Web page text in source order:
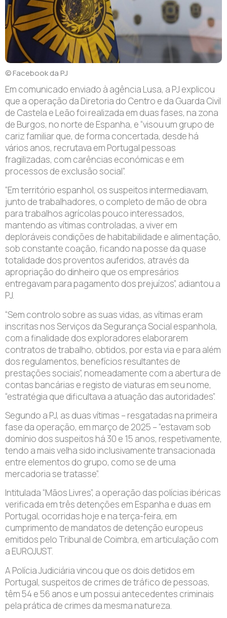
© Facebook da PJ
Em comunicado enviado à agência Lusa, a PJ explicou
que a operação da Diretoria do Centro e da Guarda Civil
de Castela e Leão foi realizada em duas fases, na zona
de Burgos, no norte de Espanha, e “visou um grupo de
cariz familiar que, de forma concertada, desde há
vários anos, recrutava em Portugal pessoas
fragilizadas, com carências económicas e em
processos de exclusão social”.
“Em território espanhol, os suspeitos intermediavam,
junto de trabalhadores, o completo de mão de obra
para trabalhos agrícolas pouco interessados,
mantendo as vítimas controladas, a viver em
deploráveis ​​condições de habitabilidade e alimentação,
sob constante coação, ficando na posse da quase
totalidade dos proventos auferidos, através da
apropriação do dinheiro que os empresários
entregavam para pagamento dos prejuízos”, adiantou a
PJ.
“Sem controlo sobre as suas vidas, as vítimas eram
inscritas nos Serviços da Segurança Social espanhola,
com a finalidade dos exploradores elaborarem
contratos de trabalho, obtidos, por esta via e para além
dos regulamentos, benefícios resultantes de
prestações sociais”, nomeadamente com a abertura de
contas bancárias e registo de viaturas em seu nome,
“estratégia que dificultava a atuação das autoridades”.
Segundo a PJ, as duas vítimas – resgatadas na primeira
fase da operação, em março de 2025 – “estavam sob
domínio dos suspeitos há 30 e 15 anos, respetivamente,
tendo a mais velha sido inclusivamente transacionada
entre elementos do grupo, como se de uma
mercadoria se tratasse”.
Intitulada “Mãos Livres”, a operação das polícias ibéricas
verificada em três detenções em Espanha e duas em
Portugal, ocorridas hoje e na terça-feira, em
cumprimento de mandatos de detenção europeus
emitidos pelo Tribunal de Coimbra, em articulação com
a EUROJUST.
A Polícia Judiciária vincou que os dois detidos em
Portugal, suspeitos de crimes de tráfico de pessoas,
têm 54 e 56 anos e um possui antecedentes criminais
pela prática de crimes da mesma natureza.